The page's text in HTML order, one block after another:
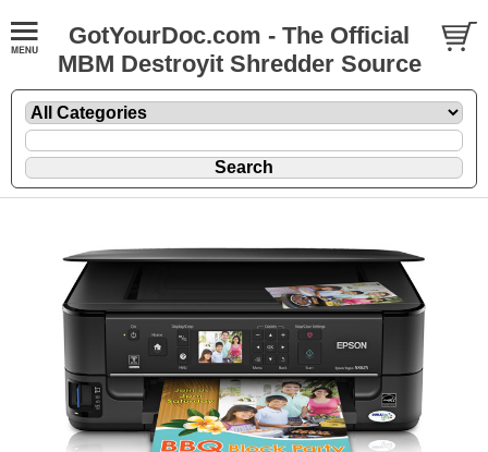
GotYourDoc.com - The Official
MBM Destroyit Shredder Source